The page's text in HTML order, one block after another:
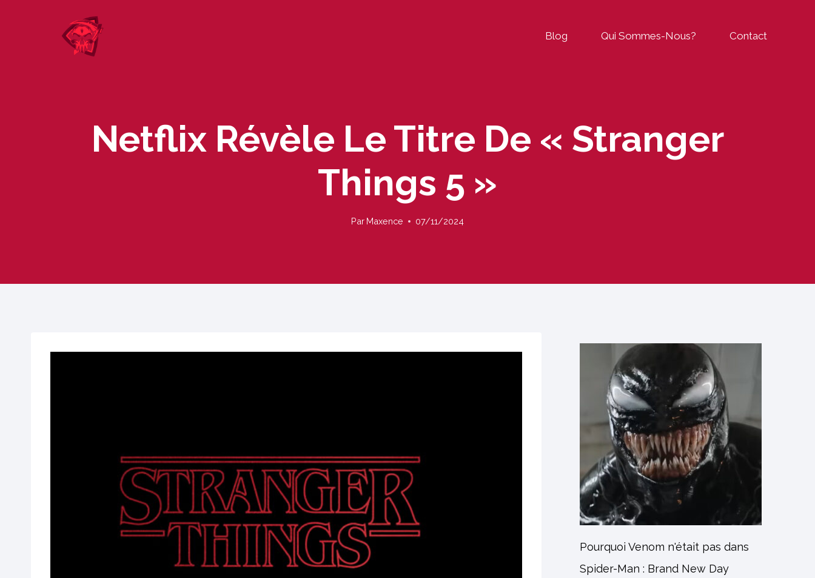
Blog Qui Sommes-Nous? Contact
Netflix Révèle Le Titre De « Stranger
Things 5 »
Par Maxence 07/11/2024
Pourquoi Venom n'était pas dans
Spider-Man : Brand New Day